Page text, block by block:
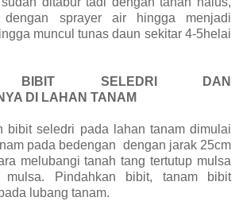
dengan sprayer air hingga menjadi
muncul tunas daun sekitar 4-5helai
BIBIT SELEDRI DAN
DI LAHAN TANAM
bibit seledri pada lahan tanam dimulai
pada bedengan dengan jarak 25cm
melubangi tanah tang tertutup mulsa
mulsa. Pindahkan bibit, tanam bibit
lubang tanam.